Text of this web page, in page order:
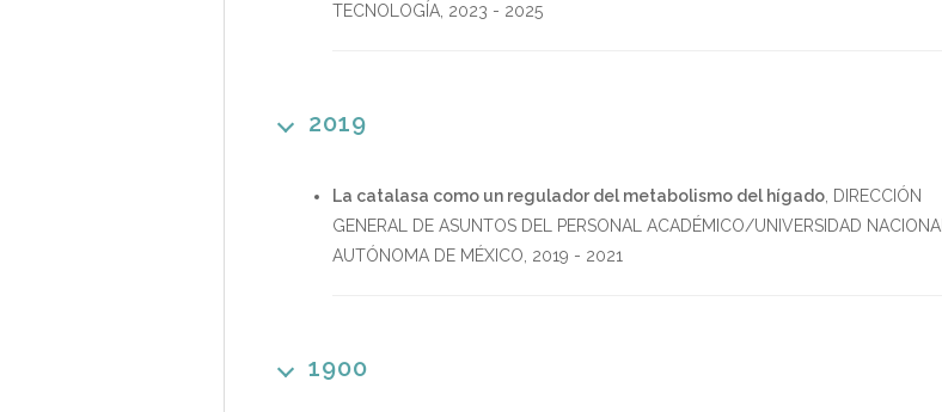
TECNOLOGÍA 2023 - 2025
2019
La catalasa como un regulador del metabolismo del hígado DIRECCIÓN
GENERAL DE ASUNTOS DEL PERSONAL ACADÉMICO/UNIVERSIDAD NACIONAL
AUTÓNOMA DE MÉXICO 2019 - 2021
1900